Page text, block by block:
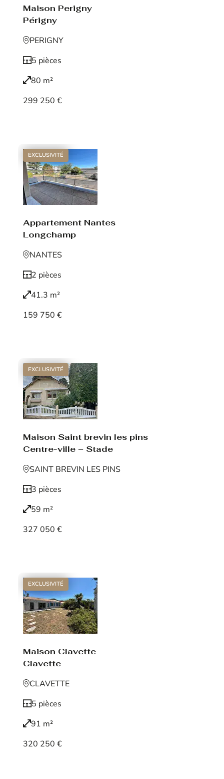
Maison Perigny
Périgny
PERIGNY
5 pièces
80 m²
299 250 €
EXCLUSIVITÉ
Appartement Nantes
Longchamp
NANTES
2 pièces
41.3 m²
159 750 €
EXCLUSIVITÉ
Maison Saint brevin les pins
Centre-ville – Stade
SAINT BREVIN LES PINS
3 pièces
59 m²
327 050 €
EXCLUSIVITÉ
Maison Clavette
Clavette
CLAVETTE
5 pièces
91 m²
320 250 €